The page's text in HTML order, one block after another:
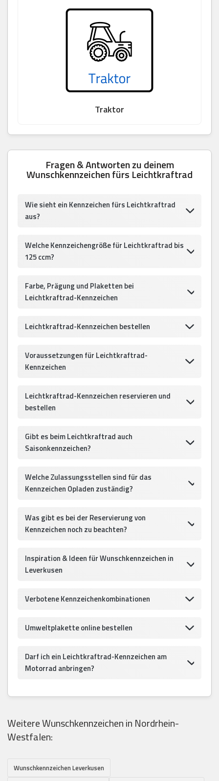
Traktor
Fragen & Antworten zu deinem
Wunschkennzeichen fürs Leichtkraftrad
Wie sieht ein Kennzeichen fürs Leichtkraftrad
aus?
Welche Kennzeichengröße für Leichtkraftrad bis
125 ccm?
Farbe, Prägung und Plaketten bei
Leichtkraftrad-Kennzeichen
Leichtkraftrad-Kennzeichen bestellen
Voraussetzungen für Leichtkraftrad-
Kennzeichen
Leichtkraftrad-Kennzeichen reservieren und
bestellen
Gibt es beim Leichtkraftrad auch
Saisonkennzeichen?
Welche Zulassungsstellen sind für das
Kennzeichen Opladen zuständig?
Was gibt es bei der Reservierung von
Kennzeichen noch zu beachten?
Inspiration & Ideen für Wunschkennzeichen in
Leverkusen
Verbotene Kennzeichenkombinationen
Umweltplakette online bestellen
Darf ich ein Leichtkraftrad-Kennzeichen am
Motorrad anbringen?
Weitere Wunschkennzeichen in Nordrhein-
Westfalen:
Wunschkennzeichen Leverkusen